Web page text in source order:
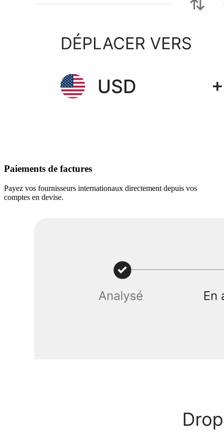
Paiements de factures
Payez vos fournisseurs internationaux directement depuis vos
comptes en devise.